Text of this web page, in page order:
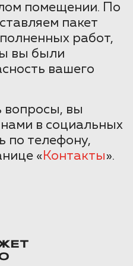
помещении. По
пакет
работ,
вы были
вашего
вопросы, вы
нами в социальных
по телефону,
«Контакты».